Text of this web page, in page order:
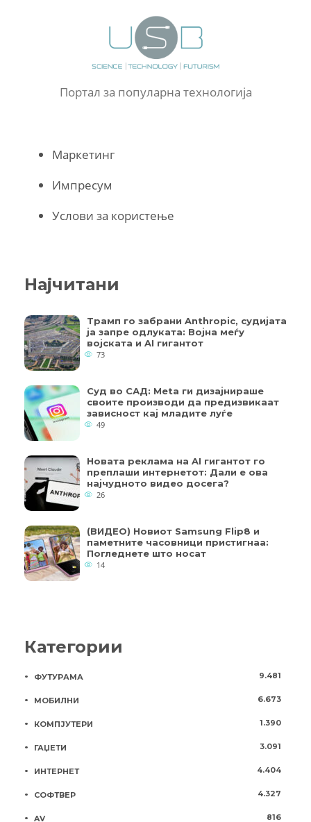
Портал за популарна технологија
Маркетинг
Импресум
Услови за користење
Најчитани
Трамп го забрани Anthropic, судијата
ја запре одлуката: Војна меѓу
војската и AI гигантот
73
Суд во САД: Meta ги дизајнираше
своите производи да предизвикаат
зависност кај младите луѓе
49
Новата реклама на AI гигантот го
преплаши интернетот: Дали е ова
најчудното видео досега?
26
(ВИДЕО) Новиот Samsung Flip8 и
паметните часовници пристигнаа:
Погледнете што носат
14
Категории
ФУТУРАМА 9.481
МОБИЛНИ 6.673
КОМПЈУТЕРИ 1.390
ГАЏЕТИ 3.091
ИНТЕРНЕТ 4.404
СОФТВЕР 4.327
AV 816